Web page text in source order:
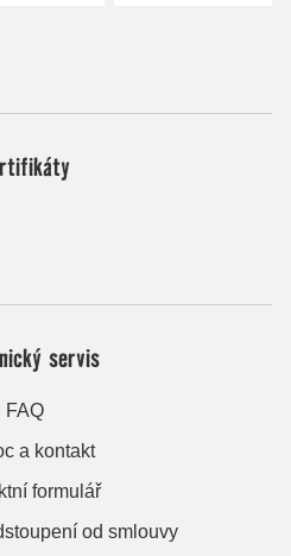
servis
FAQ
a kontakt
formulář
od smlouvy